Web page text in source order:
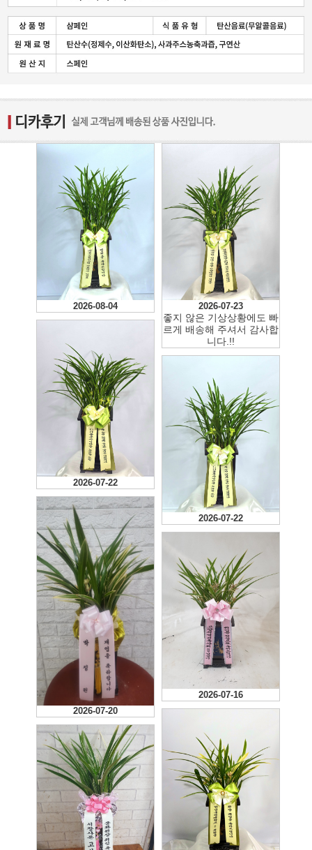
2026-08-04 2026-07-23
좋지 않은 기상상황에도 빠
르게 배송해 주셔서 감사합
니다.!!
2026-07-22
2026-07-22
2026-07-20
2026-07-16